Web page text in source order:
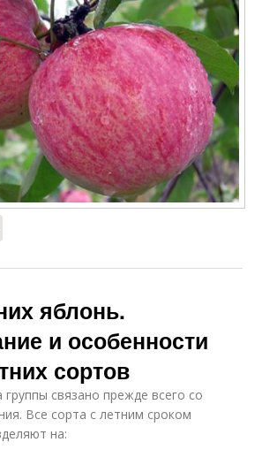
яблонь.
и особенности
сортов
связано прежде всего со
Все сорта с летним сроком
на: